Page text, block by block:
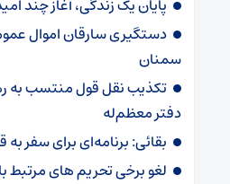
پایان یک زندگی، آغاز چند
دستگیری سارقان اموال
سمنان
تکذیب نقل قول منتسب به
دفتر معظم‌له
بقائی: برنامه‌ای برای سفر
لغو برخی تحریم های مرتبط